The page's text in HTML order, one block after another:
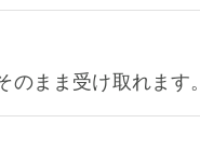
まま受け取れます。